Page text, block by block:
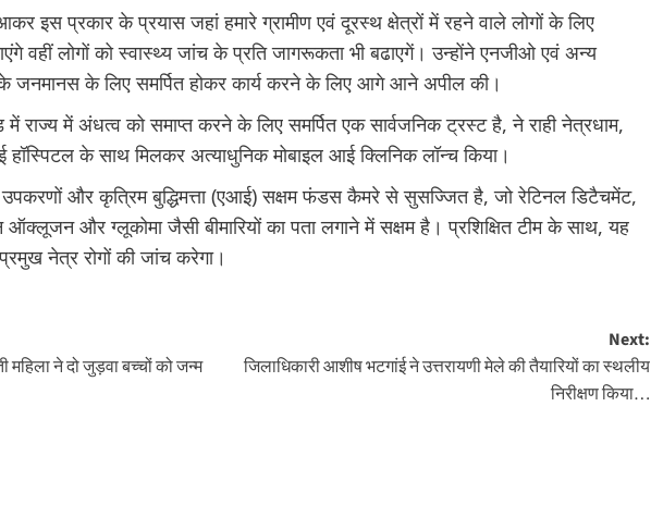
इस प्रकार के प्रयास जहां हमारे ग्रामीण एवं दूरस्थ क्षेत्रों में रहने वाले लोगों के लिए
वहीं लोगों को स्वास्थ्य जांच के प्रति जागरूकता भी बढाएगें। उन्होंने एनजीओ एवं अन्य
जनमानस के लिए समर्पित होकर कार्य करने के लिए आगे आने अपील की।
राज्य में अंधत्व को समाप्त करने के लिए समर्पित एक सार्वजनिक ट्रस्ट है, ने राही नेत्रधाम,
के साथ मिलकर अत्याधुनिक मोबाइल आई क्लिनिक लॉन्च किया।
उपकरणों और कृत्रिम बुद्धिमत्ता (एआई) सक्षम फंडस कैमरे से सुसज्जित है, जो रेटिनल डिटैचमेंट,
ऑक्लूजन और ग्लूकोमा जैसी बीमारियों का पता लगाने में सक्षम है। प्रशिक्षित टीम के साथ, यह
नेत्र रोगों की जांच करेगा।
महिला ने दो जुड़वा बच्चों को जन्म
Next:
जिलाधिकारी आशीष भटगांई ने उत्तरायणी मेले की तैयारियों का स्थलीय
निरीक्षण किया…